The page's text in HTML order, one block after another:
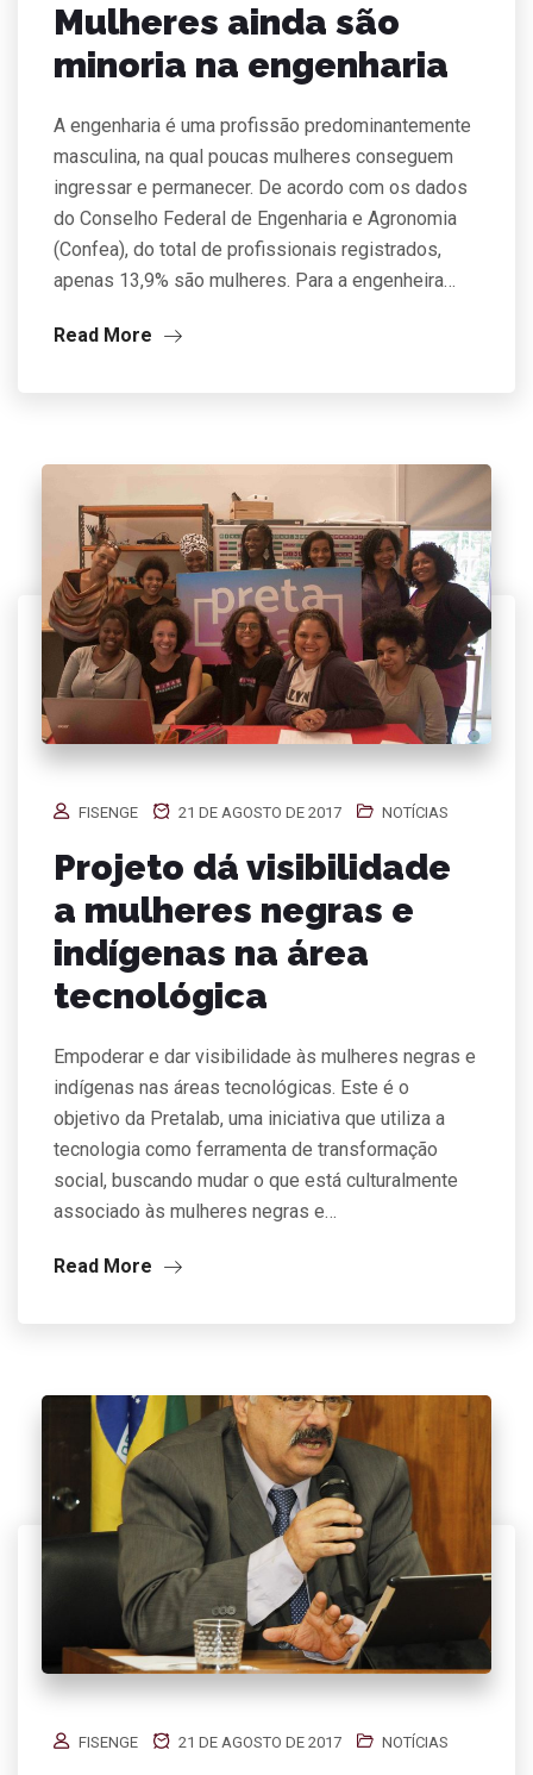
Mulheres ainda são
minoria na engenharia
A engenharia é uma profissão predominantemente
masculina, na qual poucas mulheres conseguem
ingressar e permanecer. De acordo com os dados
do Conselho Federal de Engenharia e Agronomia
(Confea), do total de profissionais registrados,
apenas 13,9% são mulheres. Para a engenheira…
Read More
FISENGE 21 DE AGOSTO DE 2017 NOTÍCIAS
Projeto dá visibilidade
a mulheres negras e
indígenas na área
tecnológica
Empoderar e dar visibilidade às mulheres negras e
indígenas nas áreas tecnológicas. Este é o
objetivo da Pretalab, uma iniciativa que utiliza a
tecnologia como ferramenta de transformação
social, buscando mudar o que está culturalmente
associado às mulheres negras e…
Read More
FISENGE 21 DE AGOSTO DE 2017 NOTÍCIAS